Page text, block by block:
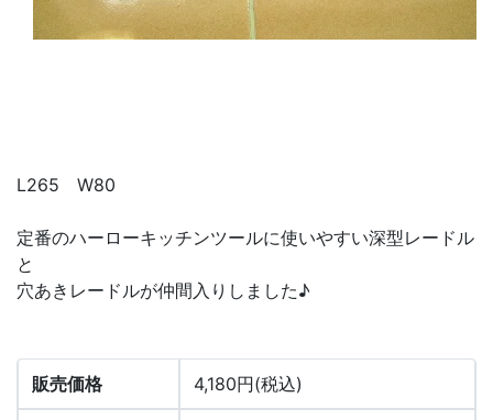
L265 W80
定番のハーローキッチンツールに使いやすい深型レードル
と
穴あきレードルが仲間入りしました♪
販売価格 4,180円(税込)